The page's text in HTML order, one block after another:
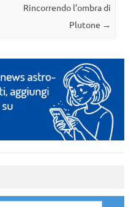
Rincorrendo l’ombra di
Plutone →